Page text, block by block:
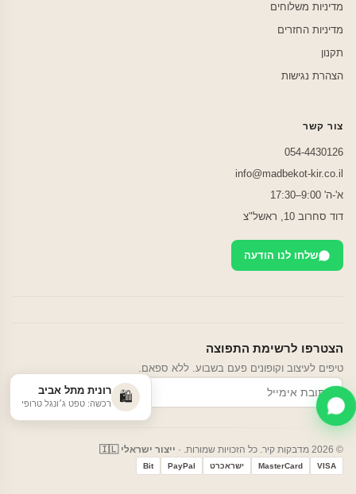
מדיניות משלוחים
מדיניות החזרים
תקנון
הצהרת נגישות
צור קשר
054-4430126
info@madbekot-kir.co.il
א'-ה' 9:00–17:30
דוד סחרוב 10, ראשל"צ
שלחו לנו הודעה
הצטרפו לרשימת התפוצה
טיפים לעיצוב וקופונים פעם בשבוע. ללא ספאם.
הרשמה
© 2026 מדבקות קיר. כל הזכויות שמורות. · ייצור ישראלי 🇮🇱
VISA
MasterCard ישראכרט PayPal
Bit
🛍️ רונית מתל אביב
רכשה: טפט ג׳ונגל טרופי